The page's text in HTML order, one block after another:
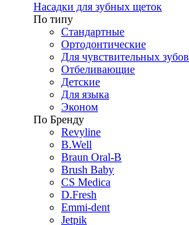
Насадки для зубных щеток
По типу
Стандартные
Ортодонтические
Для чувствительных зубов
Отбеливающие
Детские
Для языка
Эконом
По Бренду
Revyline
B.Well
Braun Oral-B
Brush Baby
CS Medica
D.Fresh
Emmi-dent
Jetpik